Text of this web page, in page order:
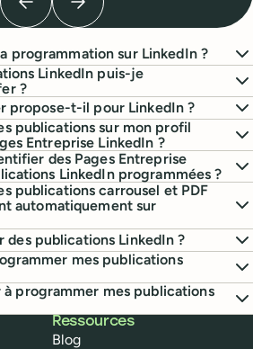
programmation sur LinkedIn ?
LinkedIn puis-je
?
propose-t-il pour LinkedIn ?
publications sur mon profil
Entreprise LinkedIn ?
des Pages Entreprise
LinkedIn programmées ?
publications carrousel et PDF
automatiquement sur
publications LinkedIn ?
mes publications
programmer mes publications
Ressources
Blog